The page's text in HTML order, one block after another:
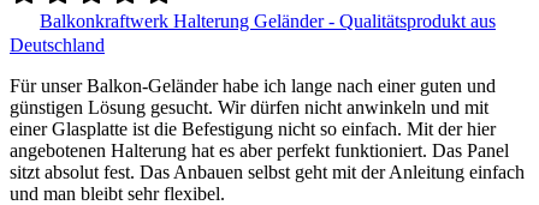
Balkonkraftwerk Halterung Geländer - Qualitätsprodukt aus
Deutschland
Für unser Balkon-Geländer habe ich lange nach einer guten und
günstigen Lösung gesucht. Wir dürfen nicht anwinkeln und mit
einer Glasplatte ist die Befestigung nicht so einfach. Mit der hier
angebotenen Halterung hat es aber perfekt funktioniert. Das Panel
sitzt absolut fest. Das Anbauen selbst geht mit der Anleitung einfach
und man bleibt sehr flexibel.